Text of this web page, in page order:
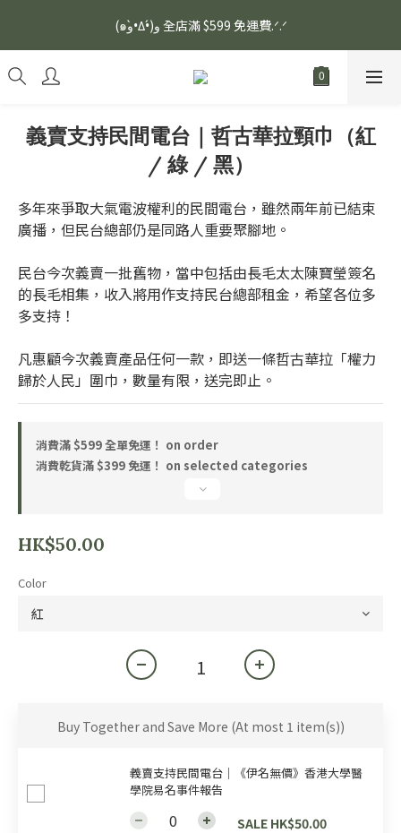
安眠熟睡、穩定血壓、瞓醒精神更集中🌿ASONE GABA TEA 如一
舒眠茶（15入）｜優質養生高山茶
(๑و•̀Δ•́)و 全店滿 $599 免運費.ᐟ.ᐟ
安眠熟睡、穩定血壓、瞓醒精神更集中🌿ASONE GABA TEA 如一
舒眠茶（15入）｜優質養生高山茶
義賣支持民間電台｜哲古華拉頸巾（紅
/ 綠 / 黑）
多年來爭取大氣電波權利的民間電台，雖然兩年前已結束
廣播，但民台總部仍是同路人重要聚腳地。
民台今次義賣一批舊物，當中包括由長毛太太陳寶瑩簽名
的長毛相集，收入將用作支持民台總部租金，希望各位多
多支持！
凡惠顧今次義賣產品任何一款，即送一條哲古華拉「權力
歸於人民」圍巾，數量有限，送完即止。
消費滿 $599 全單免運！ on order
消費乾貨滿 $399 免運！ on selected categories
HK$50.00
Color
Buy Together and Save More (At most 1 item(s))
義賣支持民間電台｜《伊名無價》香港大學醫
學院易名事件報告
SALE HK$50.00